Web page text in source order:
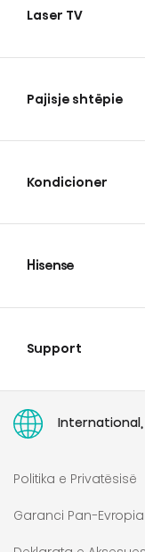
Laser TV
Pajisje shtëpie
Kondicioner
Hisense
Support
International,
Politika e Privatësisë
Garanci Pan-